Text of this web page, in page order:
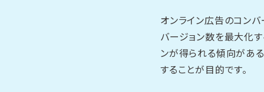
オンライン広告のコン
バージョン数を最大化
ンが得られる傾向があ
することが目的です。